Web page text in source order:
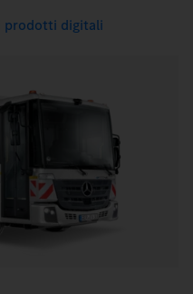
prodotti digitali